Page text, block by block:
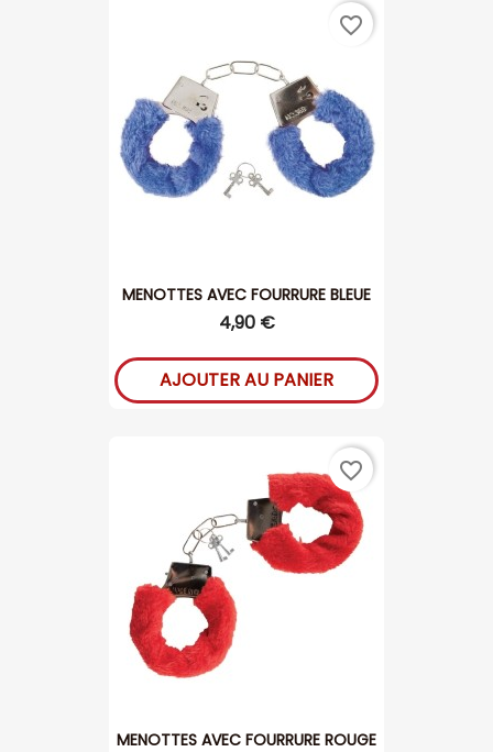
MENOTTES AVEC FOURRURE BLEUE
4,90 €
AJOUTER AU PANIER
favorite_border
MENOTTES AVEC FOURRURE ROUGE
favorite_border